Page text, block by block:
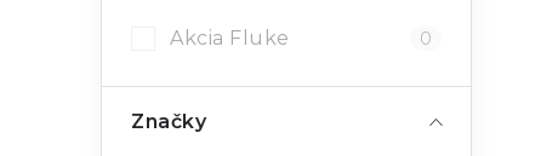
Akcia Fluke 0
Značky